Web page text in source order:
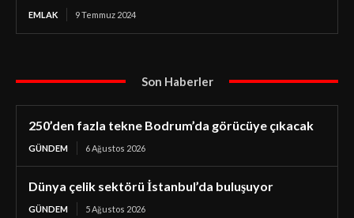
EMLAK 9 Temmuz 2024
Son Haberler
250’den fazla tekne Bodrum’da görücüye çıkacak
GÜNDEM 6 Ağustos 2026
Dünya çelik sektörü İstanbul’da buluşuyor
GÜNDEM 5 Ağustos 2026